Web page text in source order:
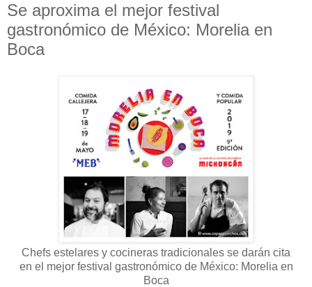
Se aproxima el mejor festival
gastronómico de México: Morelia en
Boca
Chefs estelares y cocineras tradicionales se darán cita
en el mejor festival gastronómico de México: Morelia en
Boca